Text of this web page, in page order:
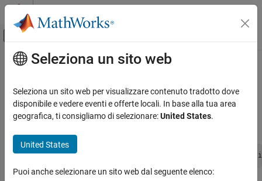
Vai al contenuto
Attiva/disattiva menu di navigazione
Pagina iniziale della documentazione
Block and Blockset Authoring
Author Block Algorithms
Author Blocks Using C MEX S-Functions
Contenuto principale
ssCallSigListDestroyFcn
Invoke the signal list destruction function for an S-function
void ssCallSigListDestroyFcn(SimStruct *S,SL_SigList
Seleziona un sito web
Seleziona un sito web per visualizzare contenuto tradotto dove
disponibile e vedere eventi e offerte locali. In base alla tua area
geografica, ti consigliamo di selezionare:United States.
United States
Puoi anche selezionare un sito web dal seguente elenco: